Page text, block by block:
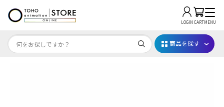
LOGIN CARTMENU
商品を探す